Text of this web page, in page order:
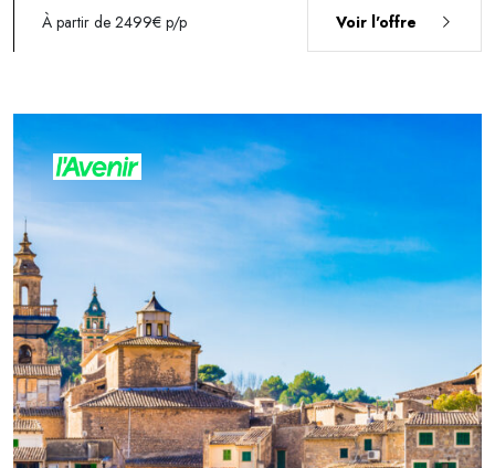
À partir de 2499€ p/p Voir l'offre